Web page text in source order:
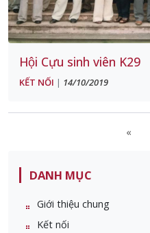
Hội Cựu sinh viên K29
KẾT NỐI | 14/10/2019
«
DANH MỤC
Giới thiệu chung
Kết nối